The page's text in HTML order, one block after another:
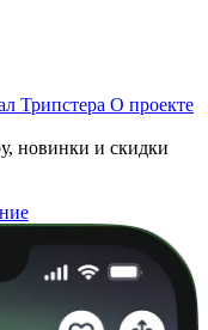
Трипстера О проекте
новинки и скидки